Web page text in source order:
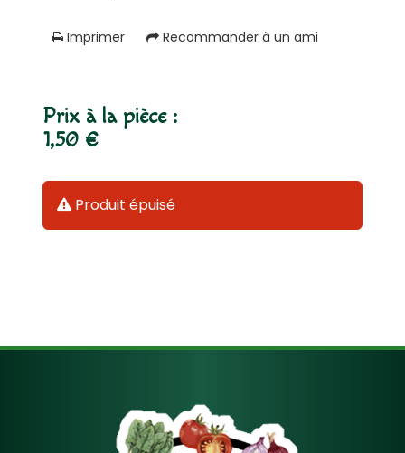
Imprimer Recommander à un ami
Prix à la pièce :
1,50 €
Produit épuisé